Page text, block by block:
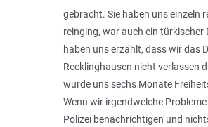
gebracht. Sie haben uns einzeln
reinging, war auch ein türkischer
haben uns erzählt, dass wir das
Recklinghausen nicht verlassen
wurde uns sechs Monate
Wenn wir irgendwelche
Polizei benachrichtigen und